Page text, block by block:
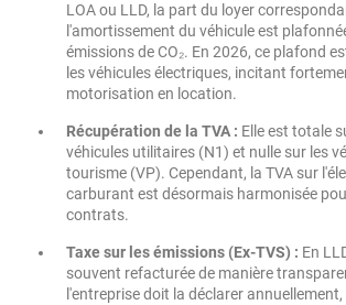
LOA ou LLD, la part du loyer
l'amortissement du véhicule est
émissions de CO₂. En 2026, ce plafond
les véhicules électriques, incitant
motorisation en location.
Récupération de la TVA : Elle est totale
véhicules utilitaires (N1) et nulle sur les
tourisme (VP). Cependant, la TVA sur
carburant est désormais harmonisée
contrats.
Taxe sur les émissions (Ex-TVS) : En
souvent refacturée de manière
l'entreprise doit la déclarer